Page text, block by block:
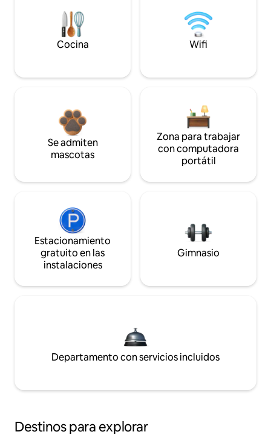
Cocina Wifi
Se admiten
mascotas
Zona para trabajar
con computadora
portátil
Estacionamiento
gratuito en las
instalaciones
Gimnasio
Departamento con servicios incluidos
Destinos para explorar